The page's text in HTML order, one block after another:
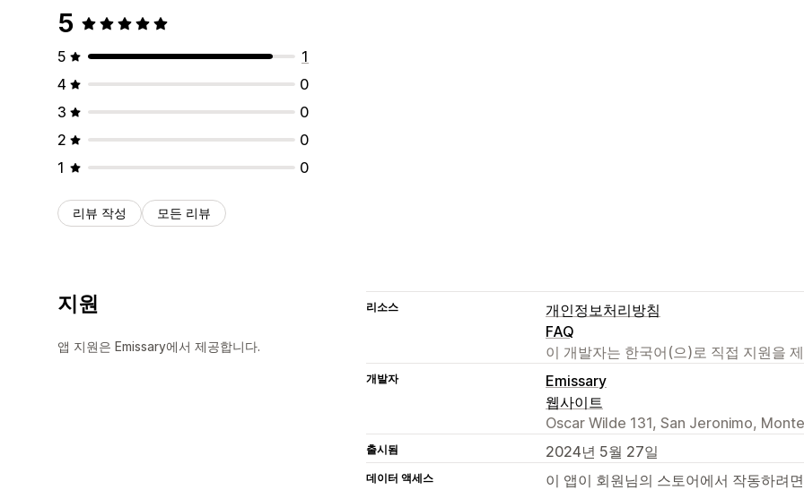
5
5
1
4
0
3
0
2
0
1
0
리뷰 작성 모든 리뷰
지원
앱 지원은 Emissary에서 제공합니다.
리소스
개인정보처리방침
FAQ
이 개발자는 한국어(으)로 직접 지원을
개발자
Emissary
웹사이트
Oscar Wilde 131, San Jeronimo,
출시됨 2024년 5월 27일
데이터 액세스
이 앱이 회원님의 스토어에서 작동하려